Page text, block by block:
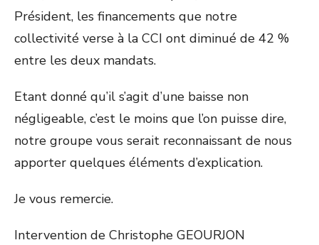
Président, les financements que notre
collectivité verse à la CCI ont diminué de 42 %
entre les deux mandats.
Etant donné qu’il s’agit d’une baisse non
négligeable, c’est le moins que l’on puisse dire,
notre groupe vous serait reconnaissant de nous
apporter quelques éléments d’explication.
Je vous remercie.
Intervention de Christophe GEOURJON